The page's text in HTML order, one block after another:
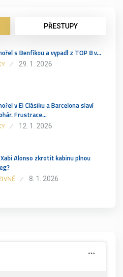
PŘESTUPY
s Benfikou a vypadl z TOP 8 v…
29. 1. 2026
v El Clásiku a Barcelona slaví
Frustrace…
12. 1. 2026
Alonso zkrotit kabinu plnou
8. 1. 2026